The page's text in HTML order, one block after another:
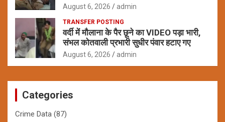
August 6, 2026 admin
TRANSFER POSTING
वर्दी में मौलाना के पैर छूने का VIDEO पड़ा भारी,
संभल कोतवाली प्रभारी सुधीर पंवार हटाए गए
August 6, 2026 admin
Categories
Crime Data (87)